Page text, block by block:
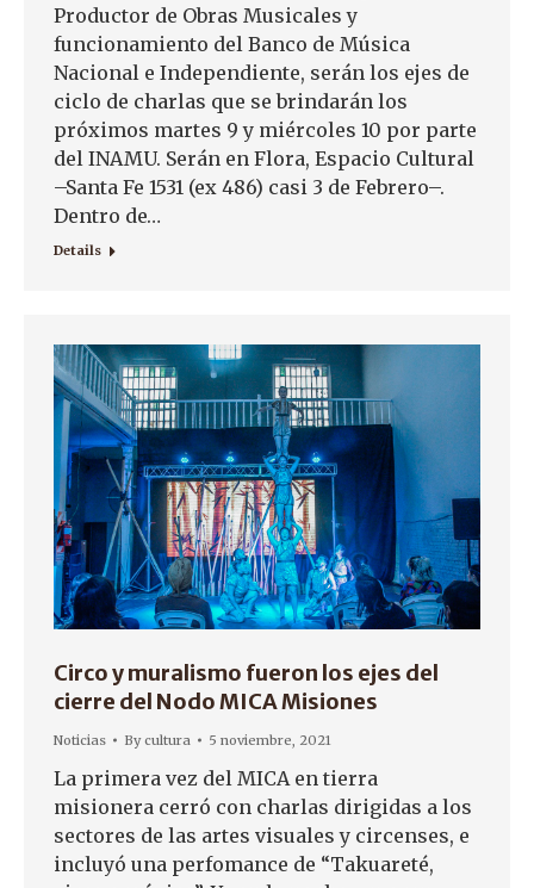
Productor de Obras Musicales y
funcionamiento del Banco de Música
Nacional e Independiente, serán los ejes de
ciclo de charlas que se brindarán los
próximos martes 9 y miércoles 10 por parte
del INAMU. Serán en Flora, Espacio Cultural
–Santa Fe 1531 (ex 486) casi 3 de Febrero–.
Dentro de…
Details
Circo y muralismo fueron los ejes del
cierre del Nodo MICA Misiones
Noticias Bycultura 5 noviembre, 2021
La primera vez del MICA en tierra
misionera cerró con charlas dirigidas a los
sectores de las artes visuales y circenses, e
incluyó una perfomance de “Takuareté,